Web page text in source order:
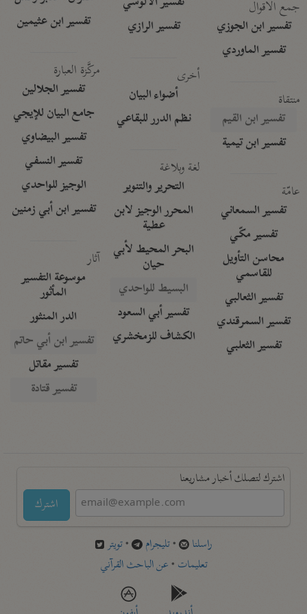
جمع الأقوال
تفسير ابن الجوزي
تفسير الماوردي
منتقاة
تفسير ابن القيم
تفسير ابن تيمية
عامّة
تفسير السمعاني
تفسير مكّي
محاسن التأويل
للقاسمي
تفسير الثعالبي
تفسير السمرقندي
تفسير الثعلبي
تفسير الرازي
أخرى
أضواء البيان
نظم الدرر للبقاعي
لغة وبلاغة
التحرير والتنوير
المحرر الوجيز لابن
عطية
البحر المحيط لأبي
حيان
البسيط للواحدي
تفسير أبي السعود
الكشاف للزمخشري
تفسير ابن عثيمين
مركَّزة العبارة
تفسير الجلالين
جامع البيان للإيجي
تفسير البيضاوي
تفسير النسفي
الوجيز للواحدي
تفسير ابن أبي زمنين
آثار
موسوعة التفسير
المأثور
الدر المنثور
تفسير ابن أبي حاتم
تفسير مقاتل
تفسير قتادة
اشترك لتصلك أخبار مشاريعنا
اشترك
راسلنا •تليجرام •تويتر
تعليمات •عن الباحث القرآني